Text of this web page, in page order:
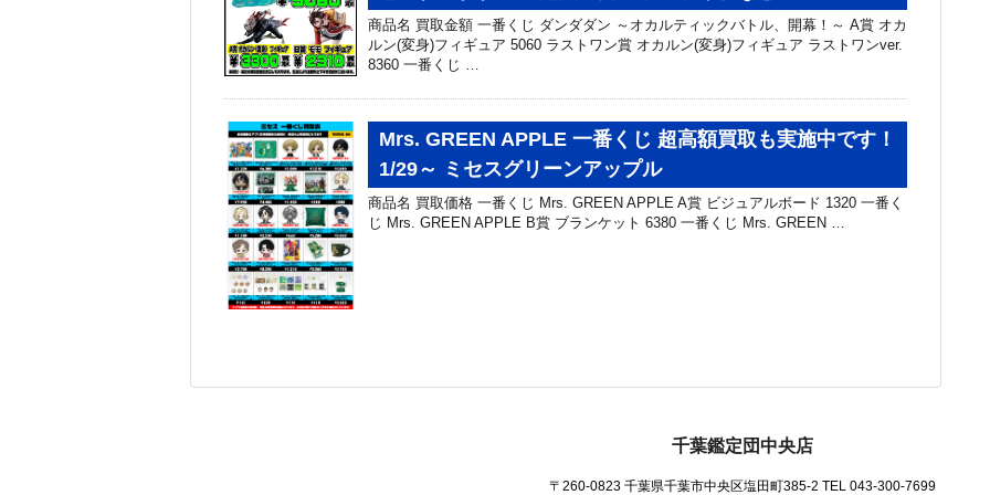
商品名 買取金額 一番くじ ダンダダン ～オカルティックバトル、開幕！～ A賞 オカ
ルン(変身)フィギュア 5060 ラストワン賞 オカルン(変身)フィギュア ラストワンver.
8360 一番くじ …
Mrs. GREEN APPLE 一番くじ 超高額買取も実施中です！
1/29～ ミセスグリーンアップル
商品名 買取価格 一番くじ Mrs. GREEN APPLE A賞 ビジュアルボード 1320 一番く
じ Mrs. GREEN APPLE B賞 ブランケット 6380 一番くじ Mrs. GREEN …
千葉鑑定団中央店
〒260-0823 千葉県千葉市中央区塩田町385-2 TEL 043-300-7699